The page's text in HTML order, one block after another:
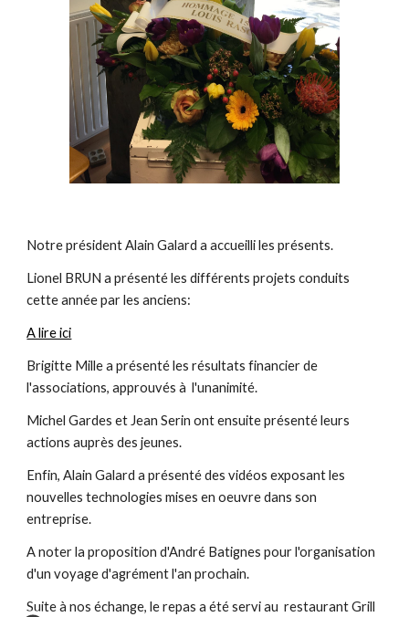
Notre président Alain Galard a accueilli les présents.
Lionel BRUN a présenté les différents projets conduits
cette année par les anciens:
A lire ici
Brigitte Mille a présenté les résultats financier de
l'associations, approuvés à  l'unanimité.
Michel Gardes et Jean Serin ont ensuite présenté leurs
actions auprès des jeunes.
Enfin, Alain Galard a présenté des vidéos exposant les
nouvelles technologies mises en oeuvre dans son
entreprise.
A noter la proposition d'André Batignes pour l'organisation
d'un voyage d'agrément l'an prochain.
Suite à nos échange, le repas a été servi au  restaurant Grill